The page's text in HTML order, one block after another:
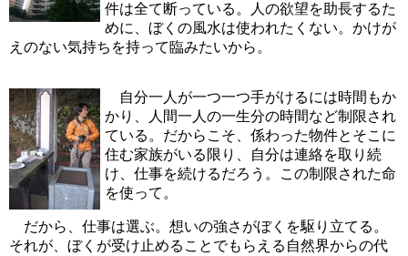
件は全て断っている。人の欲望を助長するた
めに、ぼくの風水は使われたくない。かけが
えのない気持ちを持って臨みたいから。
自分一人が一つ一つ手がけるには時間もか
かり、人間一人の一生分の時間など制限され
ている。だからこそ、係わった物件とそこに
住む家族がいる限り、自分は連絡を取り続
け、仕事を続けるだろう。この制限された命
を使って。
だから、仕事は選ぶ。想いの強さがぼくを駆り立てる。
それが、ぼくが受け止めることでもらえる自然界からの代